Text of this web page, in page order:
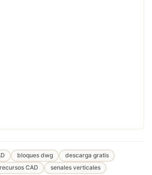
bloques dwg
descarga gratis
recursos CAD senales verticales